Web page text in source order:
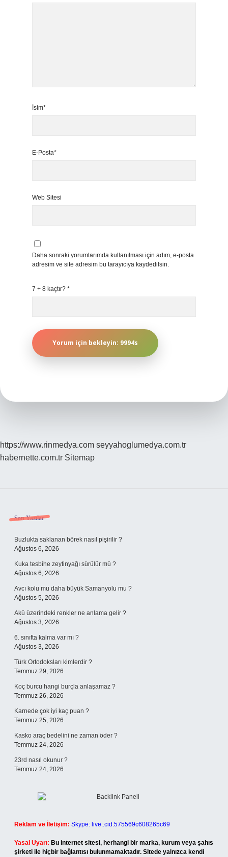
İsim*
E-Posta*
Web Sitesi
Daha sonraki yorumlarımda kullanılması için adım, e-posta
adresim ve site adresim bu tarayıcıya kaydedilsin.
7 + 8 kaçtır? *
https://www.rinmedya.com seyyahoglumedya.com.tr
habernette.com.tr Sitemap
Sidebar
Son Yazılar
Buzlukta saklanan börek nasıl pişirilir ?
Ağustos 6, 2026
Kuka tesbihe zeytinyağı sürülür mü ?
Ağustos 6, 2026
Avcı kolu mu daha büyük Samanyolu mu ?
Ağustos 5, 2026
Akü üzerindeki renkler ne anlama gelir ?
Ağustos 3, 2026
6. sınıfta kalma var mı ?
Ağustos 3, 2026
Türk Ortodoksları kimlerdir ?
Temmuz 29, 2026
Koç burcu hangi burçla anlaşamaz ?
Temmuz 26, 2026
Karnede çok iyi kaç puan ?
Temmuz 25, 2026
Kasko araç bedelini ne zaman öder ?
Temmuz 24, 2026
23rd nasıl okunur ?
Temmuz 24, 2026
Reklam ve İletişim: Skype: live:.cid.575569c608265c69
Yasal Uyarı: Bu internet sitesi, herhangi bir marka, kurum veya şahıs
şirketi ile hiçbir bağlantısı bulunmamaktadır. Sitede yalnızca kendi